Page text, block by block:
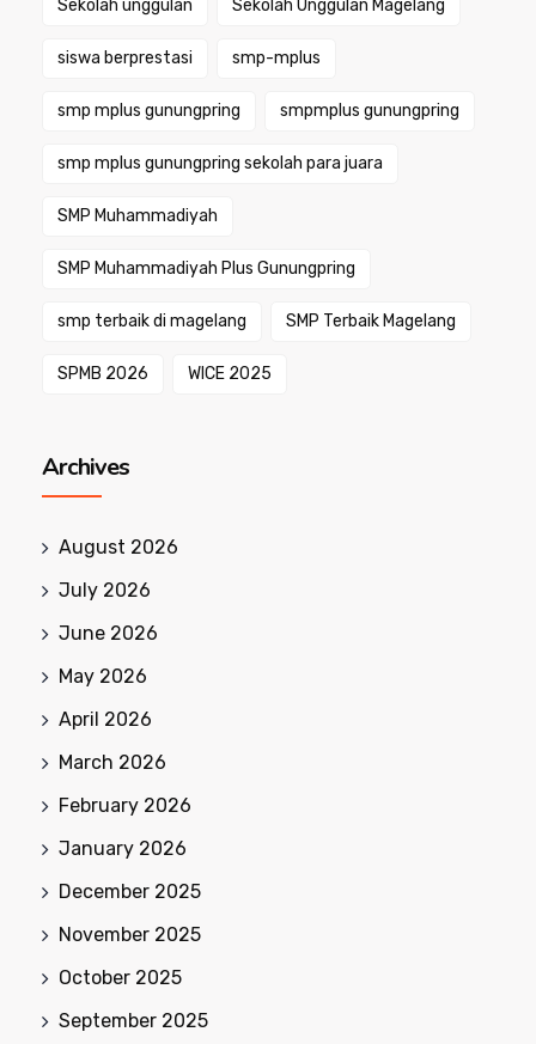
Sekolah unggulan Sekolah Unggulan Magelang
siswa berprestasi smp-mplus
smp mplus gunungpring smpmplus gunungpring
smp mplus gunungpring sekolah para juara
SMP Muhammadiyah
SMP Muhammadiyah Plus Gunungpring
smp terbaik di magelang SMP Terbaik Magelang
SPMB 2026 WICE 2025
Archives
August 2026
July 2026
June 2026
May 2026
April 2026
March 2026
February 2026
January 2026
December 2025
November 2025
October 2025
September 2025